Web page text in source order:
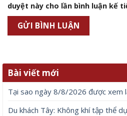
duyệt này cho lần bình luận kế
Bài viết mới
Tại sao ngày 8/8/2026 được xem
Du khách Tây: Không khí tập thể